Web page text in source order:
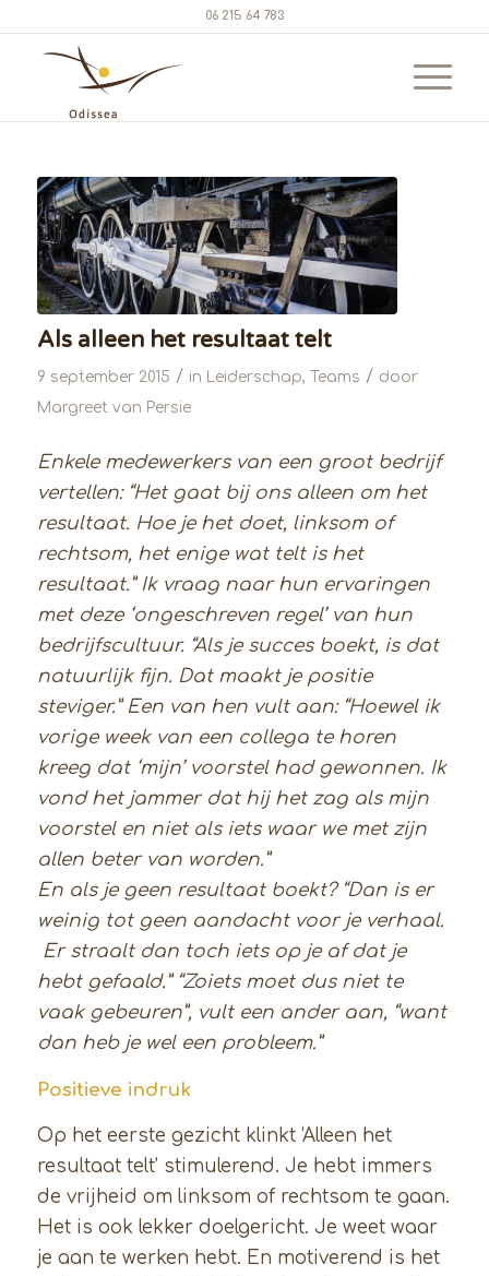
06 215 64 783
Als alleen het resultaat telt
9 september 2015 / in Leiderschap, Teams / door
Margreet van Persie
Enkele medewerkers van een groot bedrijf
vertellen: “Het gaat bij ons alleen om het
resultaat. Hoe je het doet, linksom of
rechtsom, het enige wat telt is het
resultaat.” Ik vraag naar hun ervaringen
met deze ‘ongeschreven regel’ van hun
bedrijfscultuur. “Als je succes boekt, is dat
natuurlijk fijn. Dat maakt je positie
steviger.” Een van hen vult aan: “Hoewel ik
vorige week van een collega te horen
kreeg dat ‘mijn’ voorstel had gewonnen. Ik
vond het jammer dat hij het zag als mijn
voorstel en niet als iets waar we met zijn
allen beter van worden.”
En als je geen resultaat boekt? “Dan is er
weinig tot geen aandacht voor je verhaal.
Er straalt dan toch iets op je af dat je
hebt gefaald.” “Zoiets moet dus niet te
vaak gebeuren”, vult een ander aan, “want
dan heb je wel een probleem.”
Positieve indruk
Op het eerste gezicht klinkt ‘Alleen het
resultaat telt’ stimulerend. Je hebt immers
de vrijheid om linksom of rechtsom te gaan.
Het is ook lekker doelgericht. Je weet waar
je aan te werken hebt. En motiverend is het